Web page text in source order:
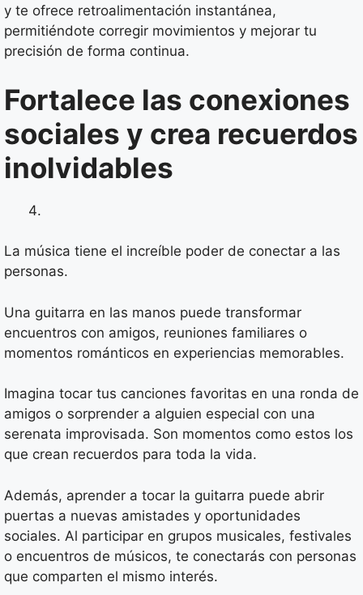
y te ofrece retroalimentación instantánea,
permitiéndote corregir movimientos y mejorar tu
precisión de forma continua.
Fortalece las conexiones
sociales y crea recuerdos
inolvidables
La música tiene el increíble poder de conectar a las
personas.
Una guitarra en las manos puede transformar
encuentros con amigos, reuniones familiares o
momentos románticos en experiencias memorables.
Imagina tocar tus canciones favoritas en una ronda de
amigos o sorprender a alguien especial con una
serenata improvisada. Son momentos como estos los
que crean recuerdos para toda la vida.
Además, aprender a tocar la guitarra puede abrir
puertas a nuevas amistades y oportunidades
sociales. Al participar en grupos musicales, festivales
o encuentros de músicos, te conectarás con personas
que comparten el mismo interés.